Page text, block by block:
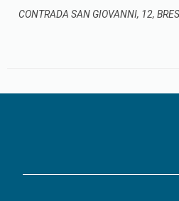
CONTRADA SAN GIOVANNI, 12,